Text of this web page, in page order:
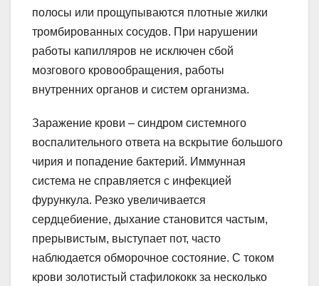
полосы или прощупываются плотные жилки
тромбированных сосудов. При нарушении
работы капилляров не исключен сбой
мозгового кровообращения, работы
внутренних органов и систем организма.
Заражение крови – синдром системного
воспалительного ответа на вскрытие большого
чирия и попадение бактерий. Иммунная
система не справляется с инфекцией
фурункула. Резко увеличивается
сердцебиение, дыхание становится частым,
прерывистым, выступает пот, часто
наблюдается обморочное состояние. С током
крови золотистый стафилококк за несколько